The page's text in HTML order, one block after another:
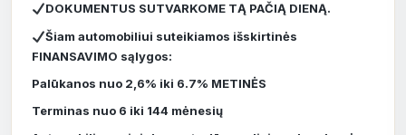
DOKUMENTUS SUTVARKOME TĄ PAČIĄ DIENĄ.
Šiam automobiliui suteikiamos išskirtinės
FINANSAVIMO sąlygos:
Palūkanos nuo 2,6% iki 6.7% METINĖS
Terminas nuo 6 iki 144 mėnesių